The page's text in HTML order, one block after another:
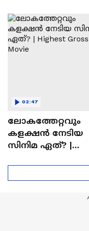
സിനിമയിലെ
'അമ്മമ്മ' ഡോളി
ജൂൺ | Balan
ലോകത്തേറ്റവും
കളക്ഷൻ നേടിയ
സിനിമ ഏത്? |
02:47